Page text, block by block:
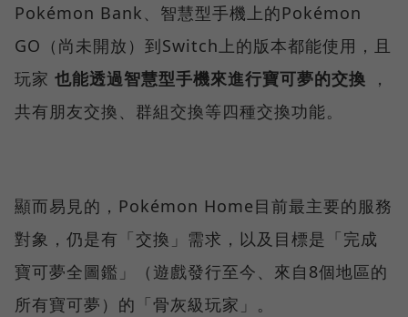
Pokémon Bank、智慧型手機上的Pokémon
GO（尚未開放）到Switch上的版本都能使用，且
玩家 也能透過智慧型手機來進行寶可夢的交換 ，
共有朋友交換、群組交換等四種交換功能。
顯而易見的，Pokémon Home目前最主要的服務
對象，仍是有「交換」需求，以及目標是「完成
寶可夢全圖鑑」（遊戲發行至今、來自8個地區的
所有寶可夢）的「骨灰級玩家」。